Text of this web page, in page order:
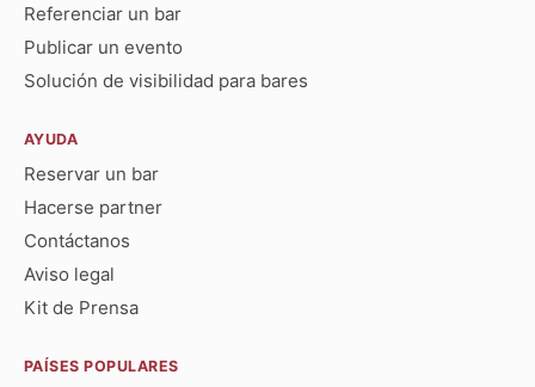
Referenciar un bar
Publicar un evento
Solución de visibilidad para bares
AYUDA
Reservar un bar
Hacerse partner
Contáctanos
Aviso legal
Kit de Prensa
PAÍSES POPULARES